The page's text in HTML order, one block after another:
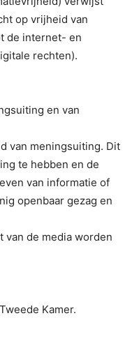
op vrijheid van
de internet- en
rechten).
en van
van meningsuiting. Dit
te hebben en de
van informatie of
openbaar gezag en
de media worden
Kamer.